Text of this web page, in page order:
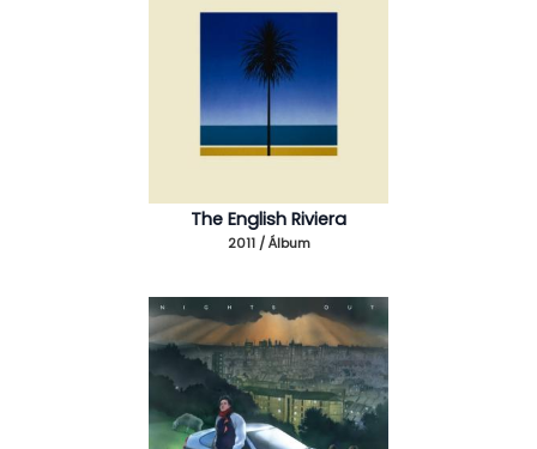
The English Riviera
2011 / Álbum